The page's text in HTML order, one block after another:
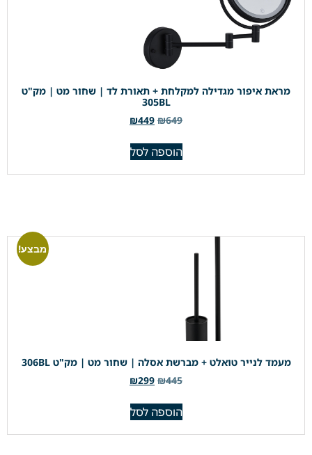
מראת איפור מגדילה למקלחת + תאורת לד | שחור מט | מק"ט
305BL
₪649
₪449
הוספה לסל
מבצע!
מעמד לנייר טואלט + מברשת אסלה | שחור מט | מק"ט 306BL
₪445
₪299
הוספה לסל